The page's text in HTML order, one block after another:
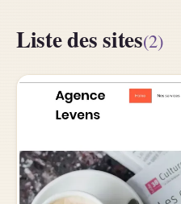
Liste des sites(2)